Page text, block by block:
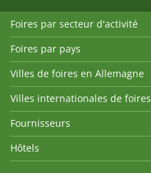
Foires par secteur d'activité
Foires par pays
Villes de foires en Allemagne
Villes internationales de foires
Fournisseurs
Hôtels